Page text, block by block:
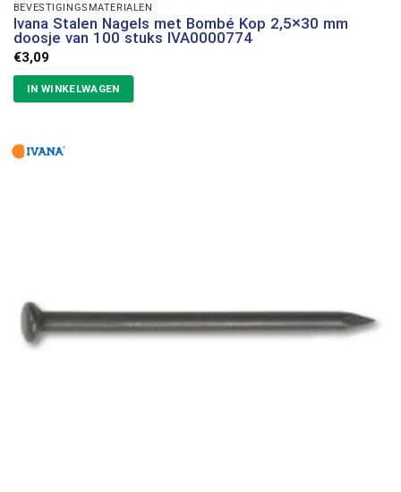
BEVESTIGINGSMATERIALEN
Ivana Stalen Nagels met Bombé Kop 2,5×30 mm
doosje van 100 stuks IVA0000774
€3,09
IN WINKELWAGEN